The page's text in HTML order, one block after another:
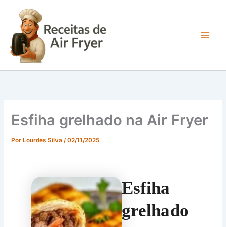
conteúdo
Esfiha grelhado na Air Fryer
Por Lourdes Silva/02/11/2025
Esfiha
grelhado